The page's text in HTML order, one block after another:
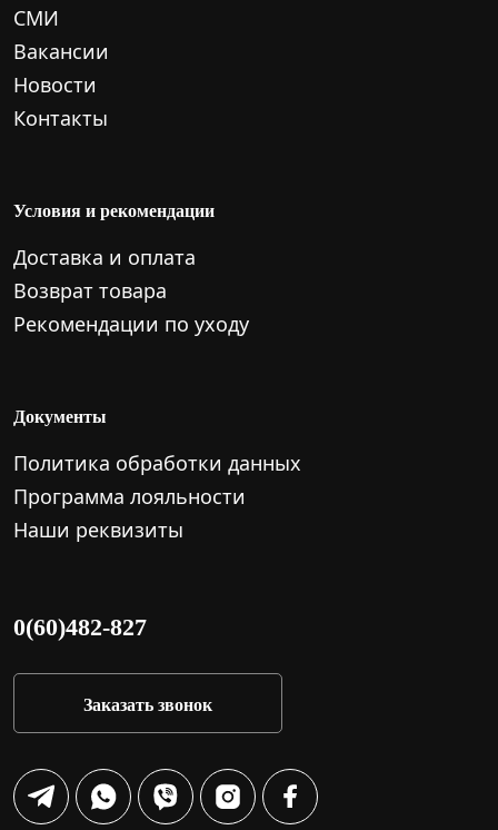
СМИ
Вакансии
Новости
Контакты
Условия и рекомендации
Доставка и оплата
Возврат товара
Рекомендации по уходу
Документы
Политика обработки данных
Программа лояльности
Наши реквизиты
0(60)482-827
Заказать звонок